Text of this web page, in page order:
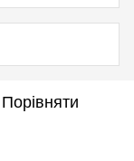
Порівняти